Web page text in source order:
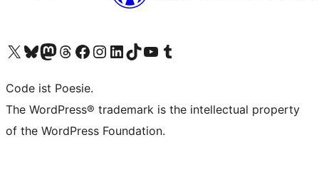
Unser X-Konto (früher Twitter) besuchen
Unser Bluesky-Konto besuchen
Unser Mastodon-Konto besuchen
Unser Threads-Konto besuchen
Unsere Facebook-Seite besuchen
Unser Instagram-Konto besuchen
Unser LinkedIn-Konto besuchen
Unser TikTok-Konto besuchen
Unseren YouTube-Kanal besuchen
Unser Tumblr-Konto besuchen
Code ist Poesie.
The WordPress® trademark is the intellectual property
of the WordPress Foundation.